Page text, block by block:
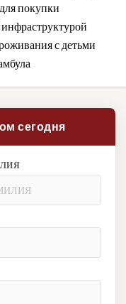
покупки
с детьми
сегодня